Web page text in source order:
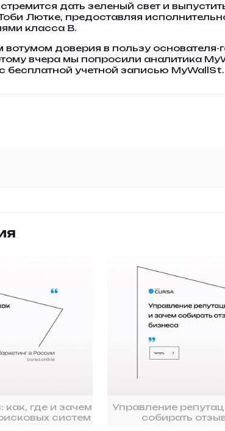
дать зеленый свет и
Лютке, предоставляя
класса B.
доверия в пользу
вчера мы попросили аналитика
бесплатной учетной записью MyWallSt.
где и зачем
систем
Управление
собирать